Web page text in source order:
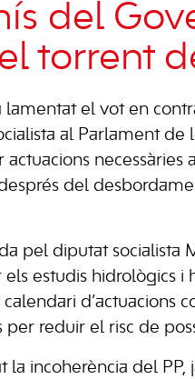
del
torrent
lamentat el vot en
al Parlament de
actuacions necessàries
del
pel diputat socialista
estudis hidrològics i
d’actuacions
per reduir el risc de
la incoherència del